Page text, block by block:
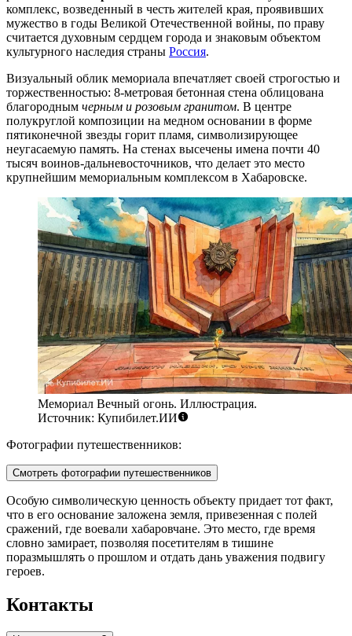
комплекс, возведенный в честь жителей края, проявивших
мужество в годы Великой Отечественной войны, по праву
считается духовным сердцем города и знаковым объектом
культурного наследия страны Россия.
Визуальный облик мемориала впечатляет своей строгостью и
торжественностью: 8-метровая бетонная стена облицована
благородным черным и розовым гранитом. В центре
полукруглой композиции на медном основании в форме
пятиконечной звезды горит пламя, символизирующее
неугасаемую память. На стенах высечены имена почти 40
тысяч воинов-дальневосточников, что делает это место
крупнейшим мемориальным комплексом в Хабаровске.
Мемориал Вечный огонь. Иллюстрация.
Источник: Купибилет.ИИ
Фотографии путешественников:
Смотреть фотографии путешественников
Особую символическую ценность объекту придает тот факт,
что в его основание заложена земля, привезенная с полей
сражений, где воевали хабаровчане. Это место, где время
словно замирает, позволяя посетителям в тишине
поразмышлять о прошлом и отдать дань уважения подвигу
героев.
Контакты